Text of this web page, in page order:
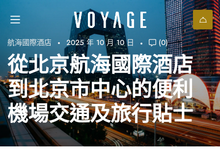
航海國際酒店 2025 年 10 月 10 日 (0)
從北京航海國際酒店
到北京市中心的便利
機場交通及旅行貼士